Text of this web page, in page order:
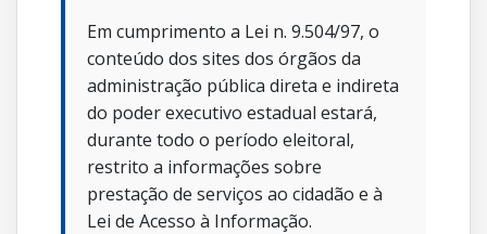
Em cumprimento a Lei n. 9.504/97, o
conteúdo dos sites dos órgãos da
administração pública direta e indireta
do poder executivo estadual estará,
durante todo o período eleitoral,
restrito a informações sobre
prestação de serviços ao cidadão e à
Lei de Acesso à Informação.